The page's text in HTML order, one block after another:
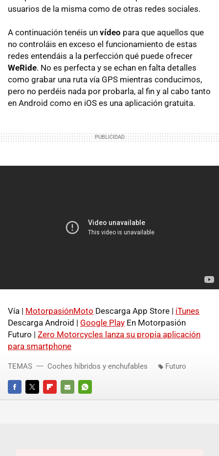
usuarios de la misma como de otras redes sociales.
A continuación tenéis un vídeo para que aquellos que
no controláis en exceso el funcionamiento de estas
redes entendáis a la perfección qué puede ofrecer
WeRide. No es perfecta y se echan en falta detalles
como grabar una ruta vía GPS mientras conducimos,
pero no perdéis nada por probarla, al fin y al cabo tanto
en Android como en iOS es una aplicación gratuita.
Vía | MotorpasiónMoto Descarga App Store | iTunes
Descarga Android | Google Play En Motorpasión
Futuro | Zero Motorcycles lanza su propia aplicación
para smartphone
FACEBOOKTWITTERFLIPBOARD
E-
WHATSAPP
TEMAS Coches híbridos y enchufables Futuro